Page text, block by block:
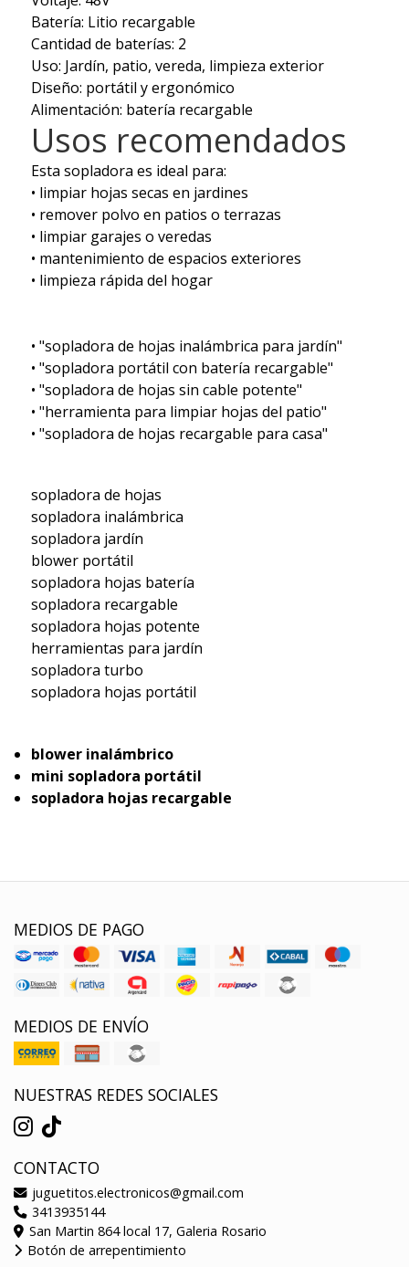
Batería: Litio recargable
Cantidad de baterías: 2
Uso: Jardín, patio, vereda, limpieza exterior
Diseño: portátil y ergonómico
Alimentación: batería recargable
Usos recomendados
Esta sopladora es ideal para:
• limpiar hojas secas en jardines
• remover polvo en patios o terrazas
• limpiar garajes o veredas
• mantenimiento de espacios exteriores
• limpieza rápida del hogar
• "sopladora de hojas inalámbrica para jardín"
• "sopladora portátil con batería recargable"
• "sopladora de hojas sin cable potente"
• "herramienta para limpiar hojas del patio"
• "sopladora de hojas recargable para casa"
sopladora de hojas
sopladora inalámbrica
sopladora jardín
blower portátil
sopladora hojas batería
sopladora recargable
sopladora hojas potente
herramientas para jardín
sopladora turbo
sopladora hojas portátil
blower inalámbrico
mini sopladora portátil
sopladora hojas recargable
MEDIOS DE PAGO
MEDIOS DE ENVÍO
NUESTRAS REDES SOCIALES
CONTACTO
juguetitos.electronicos@gmail.com
3413935144
San Martin 864 local 17, Galeria Rosario
Botón de arrepentimiento